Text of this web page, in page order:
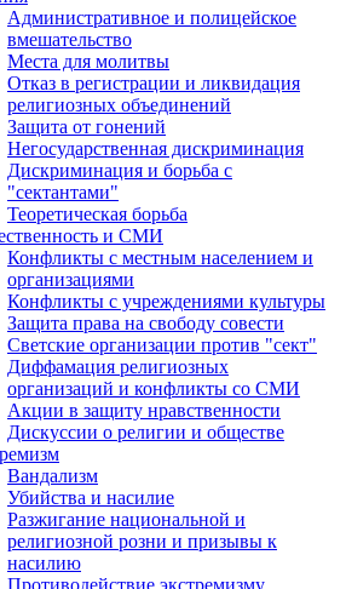
Административное и полицейское
вмешательство
Места для молитвы
Отказ в регистрации и ликвидация
религиозных объединений
Защита от гонений
Негосударственная дискриминация
Дискриминация и борьба с
"сектантами"
Теоретическая борьба
и СМИ
Конфликты с местным населением и
организациями
Конфликты с учреждениями культуры
Защита права на свободу совести
Светские организации против "сект"
Диффамация религиозных
организаций и конфликты со СМИ
Акции в защиту нравственности
Дискуссии о религии и обществе
Вандализм
Убийства и насилие
Разжигание национальной и
религиозной розни и призывы к
насилию